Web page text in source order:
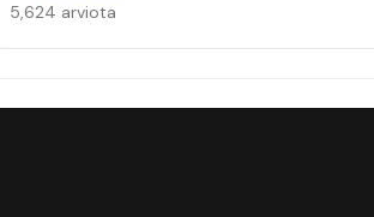
5,624 arviota